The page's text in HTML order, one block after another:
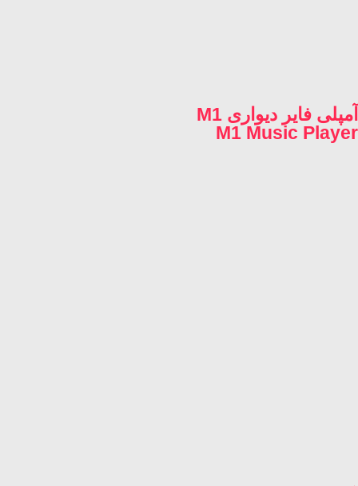
آمپلی فایر دیواری M1
M1 Music Player